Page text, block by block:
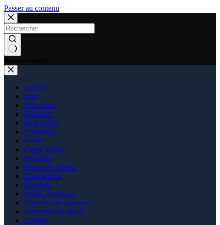
Passer au contenu
Accueil
Pros
Nationales
Fédérales
Régionales
Féminines
Jeunes
Esprit Rugby
Podcasts
Photos & Vidéos
Classements
Résultats
Petites Annonces
Déposer une annonce
Soumettre un article
Contact